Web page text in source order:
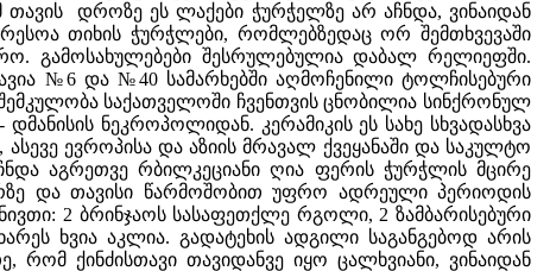
დროზე ეს ლაქები ჭურჭელზე არ აჩნდა, ვინაიდან
თიხის ჭურჭლები, რომლებზედაც ორ შემთხვევაში
გამოსახულებები შესრულებულია დაბალ რელიეფში.
№6 და №40 სამარხებში აღმოჩენილი ტოლჩისებური
საქათველოში ჩვენთვის ცნობილია სინქრონულ
ნეკროპოლიდან. კერამიკის ეს სახე სხვადასხვა
ევროპისა და აზიის მრავალ ქვეყანაში და საკულტო
აგრეთვე რბილკეციანი ღია ფერის ჭურჭლის მცირე
და თავისი წარმოშობით უფრო ადრეული პერიოდის
2 ბრინჯაოს სასაფეთქლე რგოლი, 2 ზამბარისებური
ხვია აკლია. გადატეხის ადგილი საგანგებოდ არის
რომ ქინძისთავი თავიდანვე იყო ცალხვიანი, ვინაიდან